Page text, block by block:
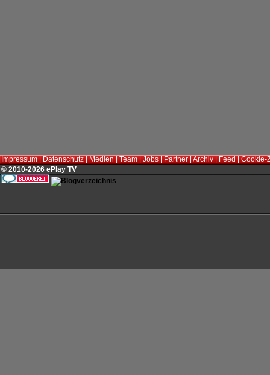
Impressum|Datenschutz|Medien|Team|Jobs|Partner|Archiv|Feed|Cookie-
© 2010-2026 ePlay TV